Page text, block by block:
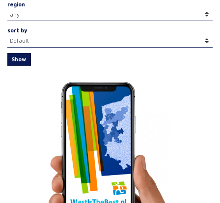
region
sort by
Show